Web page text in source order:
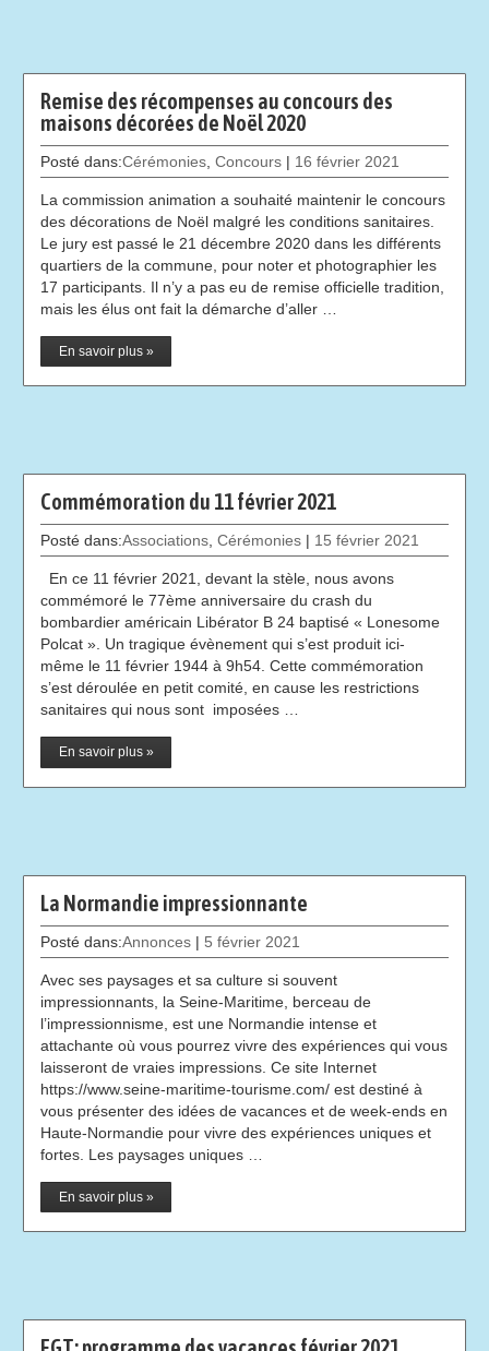
Remise des récompenses au concours des
maisons décorées de Noël 2020
Posté dans:Cérémonies ,Concours | 16 février 2021
La commission animation a souhaité maintenir le concours
des décorations de Noël malgré les conditions sanitaires.
Le jury est passé le 21 décembre 2020 dans les différents
quartiers de la commune, pour noter et photographier les
17 participants. Il n’y a pas eu de remise officielle tradition,
mais les élus ont fait la démarche d’aller …
En savoir plus »
Commémoration du 11 février 2021
Posté dans:Associations ,Cérémonies | 15 février 2021
En ce 11 février 2021, devant la stèle, nous avons
commémoré le 77ème anniversaire du crash du
bombardier américain Libérator B 24 baptisé « Lonesome
Polcat ». Un tragique évènement qui s’est produit ici-
même le 11 février 1944 à 9h54. Cette commémoration
s’est déroulée en petit comité, en cause les restrictions
sanitaires qui nous sont imposées …
En savoir plus »
La Normandie impressionnante
Posté dans:Annonces | 5 février 2021
Avec ses paysages et sa culture si souvent
impressionnants, la Seine-Maritime, berceau de
l’impressionnisme, est une Normandie intense et
attachante où vous pourrez vivre des expériences qui vous
laisseront de vraies impressions. Ce site Internet
https://www.seine-maritime-tourisme.com/ est destiné à
vous présenter des idées de vacances et de week-ends en
Haute-Normandie pour vivre des expériences uniques et
fortes. Les paysages uniques …
En savoir plus »